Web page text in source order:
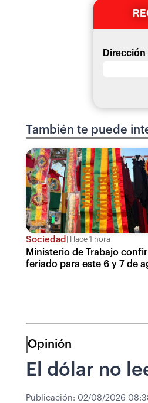
También te puede
Sociedad Hace 1 hora
Ministerio de Trabajo
feriado para este 6 y 7 de
Opinión
El dólar no
Publicación: 02/08/2026